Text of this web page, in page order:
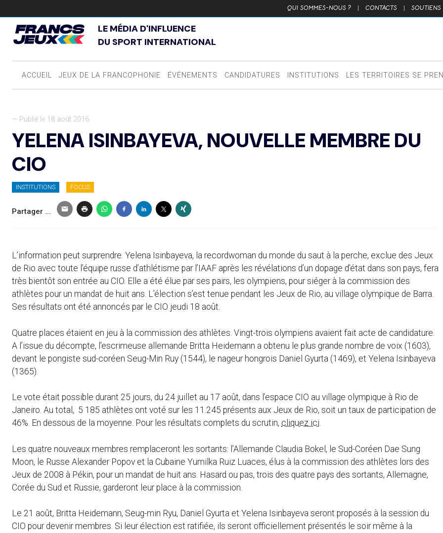
QUI SOMMES-NOUS ? | CONTACTS | SOUTIENS
LE MÉDIA D'INFLUENCE
DU SPORT INTERNATIONAL
ACCUEIL JEUX DE LA FRANCOPHONIE ÉVÉNEMENTS CANDIDATURES INSTITUTIONS LES TERRITOIRES SE
— Publié le 18 août 2016
YELENA ISINBAYEVA, NOUVELLE MEMBRE DU
CIO
INSTITUTIONS FOCUS
Partager ...
L’information peut surprendre. Yelena Isinbayeva, la recordwoman du monde du saut à la perche, exclue des Jeux
de Rio avec toute l’équipe russe d’athlétisme par l’IAAF après les révélations d’un dopage d’état dans son pays, fera
très bientôt son entrée au CIO. Elle a été élue par ses pairs, les olympiens, pour siéger à la commission des
athlètes pour un mandat de huit ans. L’élection s’est tenue pendant les Jeux de Rio, au village olympique de Barra.
Ses résultats ont été annoncés par le CIO jeudi 18 août.
Quatre places étaient en jeu à la commission des athlètes. Vingt-trois olympiens avaient fait acte de candidature.
A l’issue du décompte, l’escrimeuse allemande Britta Heidemann a obtenu le plus grande nombre de voix (1603),
devant le pongiste sud-coréen Seug-Min Ruy (1544), le nageur hongrois Daniel Gyurta (1469), et Yelena Isinbayeva
(1365).
Le vote était possible durant 25 jours, du 24 juillet au 17 août, dans l’espace CIO au village olympique à Rio de
Janeiro. Au total, 5 185 athlètes ont voté sur les 11.245 présents aux Jeux de Rio, soit un taux de participation de
46%. En dessous de la moyenne. Pour les résultats complets du scrutin, cliquez ici.
Les quatre nouveaux membres remplaceront les sortants: l’Allemande Claudia Bokel, le Sud-Coréen Dae Sung
Moon, le Russe Alexander Popov et la Cubaine Yumilka Ruiz Luaces, élus à la commission des athlètes lors des
Jeux de 2008 à Pékin, pour un mandat de huit ans. Hasard ou pas, trois des quatre pays des sortants, Allemagne,
Corée du Sud et Russie, garderont leur place à la commission.
Le 21 août, Britta Heidemann, Seug-min Ryu, Daniel Gyurta et Yelena Isinbayeva seront proposés à la session du
CIO pour devenir membres. Si leur élection est ratifiée, ils seront officiellement présentés le soir même à la